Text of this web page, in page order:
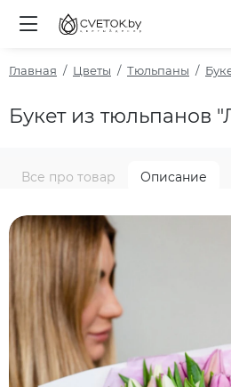
Главная Цветы Тюльпаны
Букет из тюльпанов
Все про товар Описание